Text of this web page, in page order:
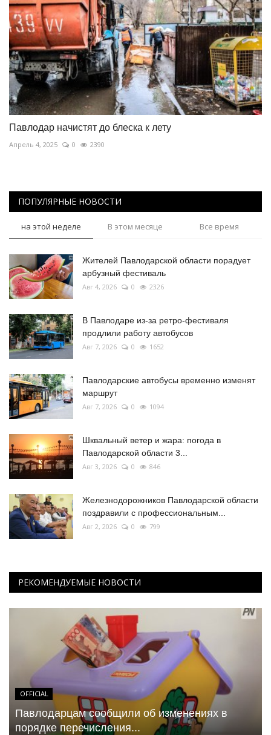
Павлодар начистят до блеска к лету
Апрель 4, 2025 0 2390
ПОПУЛЯРНЫЕ НОВОСТИ
на этой неделе В этом месяце Все время
Жителей Павлодарской области порадует
арбузный фестиваль
Авг 4, 2026 0 2326
В Павлодаре из-за ретро-фестиваля
продлили работу автобусов
Авг 7, 2026 0 1652
Павлодарские автобусы временно изменят
маршрут
Авг 7, 2026 0 1094
Шквальный ветер и жара: погода в
Павлодарской области 3...
Авг 3, 2026 0 846
Железнодорожников Павлодарской области
поздравили с профессиональным...
Авг 2, 2026 0 799
РЕКОМЕНДУЕМЫЕ НОВОСТИ
OFFICIAL
Павлодарцам сообщили об изменениях в
порядке перечисления...